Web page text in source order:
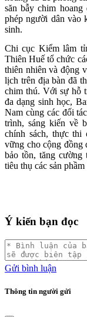
săn bẫy chim
phép người dân vào
sinh.
Chi cục Kiểm lâm
Thiên Huế tổ chức
thiên nhiên và động
lịch trên địa bàn đã
chim thú. Với sự hỗ
đa dạng sinh học,
Nam cùng các đối
trình, sáng kiến về
chính sách, thực thi
vững cho cộng đồng
bảo tồn, tăng cường
tiêu thụ các sản
Ý kiến bạn đọc
Gửi bình luận
Thông tin người gửi